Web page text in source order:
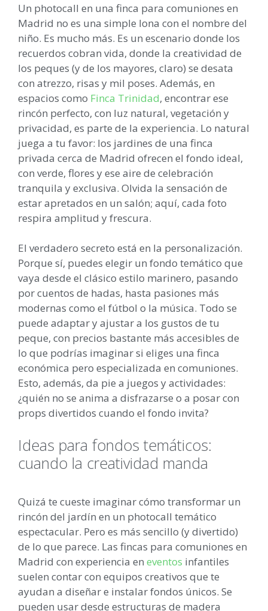
Un photocall en una finca para comuniones en
Madrid no es una simple lona con el nombre del
niño. Es mucho más. Es un escenario donde los
recuerdos cobran vida, donde la creatividad de
los peques (y de los mayores, claro) se desata
con atrezzo, risas y mil poses. Además, en
espacios como Finca Trinidad, encontrar ese
rincón perfecto, con luz natural, vegetación y
privacidad, es parte de la experiencia. Lo natural
juega a tu favor: los jardines de una finca
privada cerca de Madrid ofrecen el fondo ideal,
con verde, flores y ese aire de celebración
tranquila y exclusiva. Olvida la sensación de
estar apretados en un salón; aquí, cada foto
respira amplitud y frescura.
El verdadero secreto está en la personalización.
Porque sí, puedes elegir un fondo temático que
vaya desde el clásico estilo marinero, pasando
por cuentos de hadas, hasta pasiones más
modernas como el fútbol o la música. Todo se
puede adaptar y ajustar a los gustos de tu
peque, con precios bastante más accesibles de
lo que podrías imaginar si eliges una finca
económica pero especializada en comuniones.
Esto, además, da pie a juegos y actividades:
¿quién no se anima a disfrazarse o a posar con
props divertidos cuando el fondo invita?
Ideas para fondos temáticos:
cuando la creatividad manda
Quizá te cueste imaginar cómo transformar un
rincón del jardín en un photocall temático
espectacular. Pero es más sencillo (y divertido)
de lo que parece. Las fincas para comuniones en
Madrid con experiencia en eventos infantiles
suelen contar con equipos creativos que te
ayudan a diseñar e instalar fondos únicos. Se
pueden usar desde estructuras de madera